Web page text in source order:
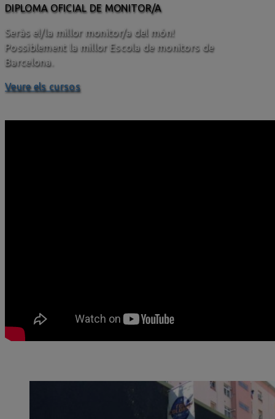
DIPLOMA OFICIAL DE MONITOR/A
Seràs el/la millor monitor/a del món!
Possiblement la millor Escola de monitors de
Barcelona.
Veure els cursos